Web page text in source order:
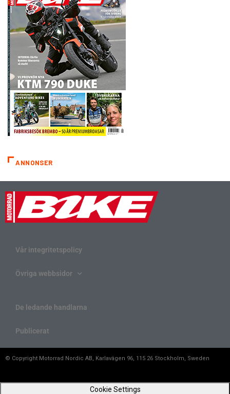
ANNONSER
Vår integritetspolicy
Övriga webbsidor
De ledande handlarna
Publicerat
© Copyright Motorrad Nordic AB, Karlavägen 96, 115 26 Stockholm, Sweden
Cookie Settings